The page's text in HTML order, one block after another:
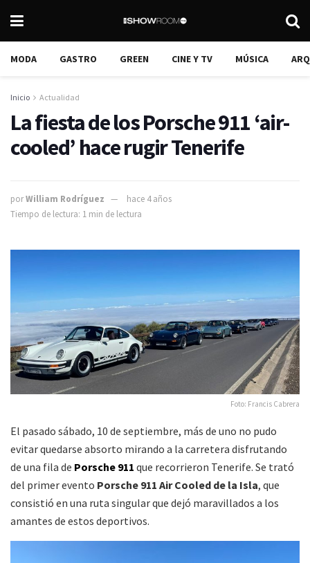
MODA GASTRO GREEN CINE Y TV MÚSICA
Inicio Actualidad
La fiesta de los Porsche 911 ‘air-
cooled’ hace rugir Tenerife
porWilliam Rodríguez
hace 4 años
Tiempo de lectura: 1 min de lectura
Foto: Francis Cabrera
El pasado sábado, 10 de septiembre, más de uno no pudo
evitar quedarse absorto mirando a la carretera disfrutando
de una fila de Porsche 911 que recorrieron Tenerife. Se trató
del primer evento Porsche 911 Air Cooled de la Isla, que
consistió en una ruta singular que dejó maravillados a los
amantes de estos deportivos.